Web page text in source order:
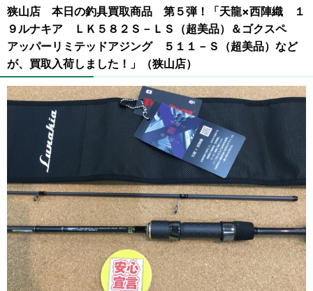
狭山店 本日の釣具買取商品 第５弾！「天龍×西陣織 １
９ルナキア ＬＫ５８２Ｓ－ＬＳ（超美品）＆ゴクスペ
アッパーリミテッドアジング ５１１－Ｓ（超美品）など
が、買取入荷しました！」（狭山店）